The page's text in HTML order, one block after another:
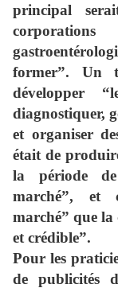
principal
former”. Un
développer
diagnostiquer,
et organiser
était de
la période
marché”, et
marché” que la
et crédible”.
Pour les
de publicités